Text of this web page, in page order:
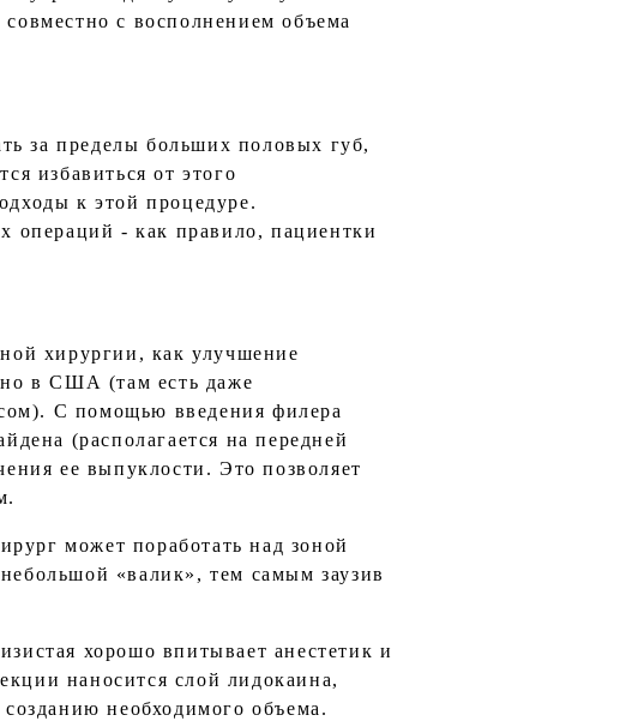
с восполнением объема
за пределы больших половых губ,
избавиться от этого
к этой процедуре.
операций - как правило, пациентки
хирургии, как улучшение
в США (там есть даже
С помощью введения филера
(располагается на передней
ее выпуклости. Это позволяет
может поработать над зоной
«валик», тем самым заузив
хорошо впитывает анестетик и
наносится слой лидокаина,
необходимого объема.